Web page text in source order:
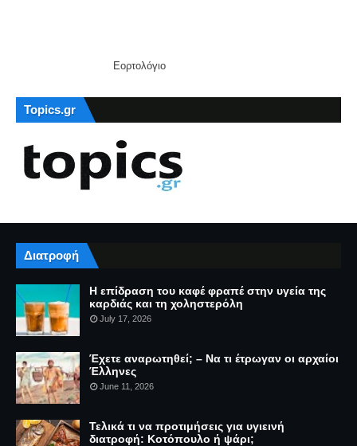
Εορτολόγιο
Topics.gr
Διατροφή
Η επίδραση του καφέ φραπέ στην υγεία της
καρδιάς και τη χοληστερόλη
July 17, 2026
Έχετε αναρωτηθεί; – Να τι έτρωγαν οι αρχαίοι
Έλληνες
June 11, 2026
Τελικά τι να προτιμήσεις για υγιεινή
διατροφή: Κοτόπουλο ή ψάρι;